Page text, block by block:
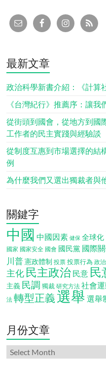
最新文章
政治科學新書介紹：《計算
《台灣紀行》推薦序：讓
從街頭到國會，從地方到國
工作者的民主實踐與經驗談
從制度互惠到市場選擇的結
例
為什麼我們又選出獨裁者與
關鍵字
中國 中國因素 健保 全球化
國家 國家安全 國會 國民黨 國際
川普 憲政體制 投票 投票行為 政
主化 民主政治 民意 民
主義 民調 獨裁 研究方法 社會
法 轉型正義 選舉 選舉
月份文章
月
份